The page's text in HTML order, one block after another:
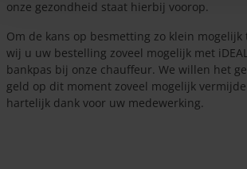
onze gezondheid staat hierbij voorop.
Om de kans op besmetting zo klein mogelijk
wij u uw bestelling zoveel mogelijk met
bankpas bij onze chauffeur. We willen het
geld op dit moment zoveel mogelijk
hartelijk dank voor uw medewerking.